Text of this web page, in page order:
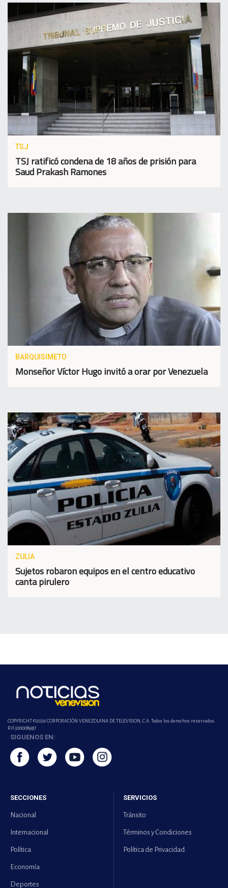
TSJ
TSJ ratificó condena de 18 años de prisión para
Saud Prakash Ramones
BARQUISIMETO
Monseñor Víctor Hugo invitó a orar por Venezuela
ZULIA
Sujetos robaron equipos en el centro educativo
canta pirulero
COPYRIGHT ©2026 CORPORACIÓN VENEZOLANA DE TELEVISION, C.A. Todos los derechos reservados.
Rif-j000089337
SIGUENOS EN:
SECCIONES
Nacional
Internacional
Política
Economía
Deportes
SERVICIOS
Tránsito
Términos y Condiciones
Política de Privacidad